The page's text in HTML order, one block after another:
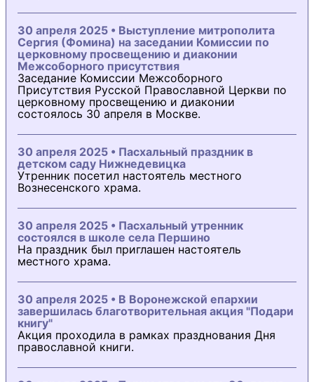
30 апреля 2025 • Выступление митрополита
Сергия (Фомина) на заседании Комиссии по
церковному просвещению и диаконии
Межсоборного присутствия
Заседание Комиссии Межсоборного
Присутствия Русской Православной Церкви по
церковному просвещению и диаконии
состоялось 30 апреля в Москве.
30 апреля 2025 • Пасхальный праздник в
детском саду Нижнедевицка
Утренник посетил настоятель местного
Вознесенского храма.
30 апреля 2025 • Пасхальный утренник
состоялся в школе села Першино
На праздник был приглашен настоятель
местного храма.
30 апреля 2025 • В Воронежской епархии
завершилась благотворительная акция "Подари
книгу"
Акция проходила в рамках празднования Дня
православной книги.